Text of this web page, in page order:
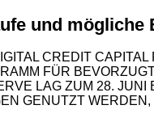
und mögliche
CREDIT
FÜR
LAG ZUM 28.
GENUTZT